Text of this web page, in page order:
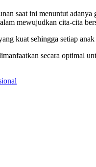
saat ini menuntut
mewujudkan cita-cita
kuat sehingga setiap
secara optimal